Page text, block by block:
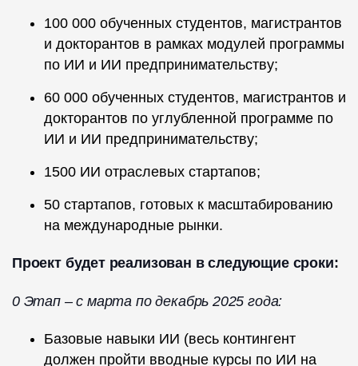
100 000 обученных студентов, магистрантов
и докторантов в рамках модулей программы
по ИИ и ИИ предпринимательству;
60 000 обученных студентов, магистрантов и
докторантов по углубленной программе по
ИИ и ИИ предпринимательству;
1500 ИИ отраслевых стартапов;
50 стартапов, готовых к масштабированию
на международные рынки.
Проект будет реализован в следующие сроки:
0 Этап – с марта по декабрь 2025 года:
Базовые навыки ИИ (весь контингент
должен пройти вводные курсы по ИИ на